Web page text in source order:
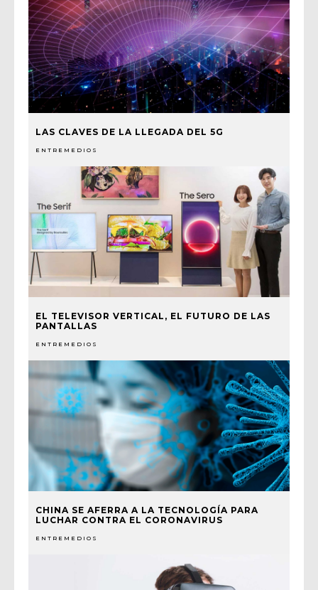
LAS CLAVES DE LA LLEGADA DEL 5G
ENTREMEDIOS
EL TELEVISOR VERTICAL, EL FUTURO DE LAS
PANTALLAS
ENTREMEDIOS
CHINA SE AFERRA A LA TECNOLOGÍA PARA
LUCHAR CONTRA EL CORONAVIRUS
ENTREMEDIOS